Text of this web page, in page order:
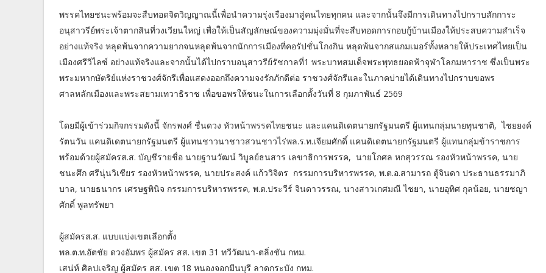
พรรคไทยชนะพร้อมจะสืบทอดจิตวิญญาณนี้เพื่อนำความรุ่งเรืองมาสู่คนไทยทุกคน และจากนั้นจึงมีการเดินทางไปกราบสักการะ
อนุสาวรีย์พระเจ้าตากสินที่วงเวียนใหญ่ เพื่อให้เป็นสัญลักษณ์ของความมุ่งมั่นที่จะสืบทอดการกอบกู้บ้านเมืองให้ประสบความสำเร็จ
อย่างแท้จริง หลุดพ้นจากความยากจนหลุดพ้นจากนักการเมืองที่คอรัปชั่นโกงกิน หลุดพ้นจากสแกมเมอร์ทั้งหลายให้ประเทศไทยเป็น
เมืองศรีวิไลซ์ อย่างแท้จริงและจากนั้นได้ไปกราบอนุสาวรีย์รัชกาลที่1 พระบาทสมเด็จพระพุทธยอดฟ้าจุฬาโลกมหาราช ซึ่งเป็นพระ
พระมหากษัตริย์แห่งราชวงศ์จักรีเพื่อแสดงออกถึงความจงรักภักดีต่อ ราชวงศ์จักรีและในภาคบ่ายได้เดินทางไปกราบขอพร
ศาลหลักเมืองและพระสยามเทวาธิราช เพื่อขอพรให้ชนะในการเลือกตั้งวันที่ 8 กุมภาพันธ์ 2569
โดยมีผู้เข้าร่วมกิจกรรมดังนี้ จักรพงศ์ ชื่นดวง หัวหน้าพรรคไทยชนะ และแคนดิเดตนายกรัฐมนตรี ผู้แทนกลุ่มนายทุนชาติ, ไชยยงค์
รัตนวัน แคนดิเดตนายกรัฐมนตรี ผู้แทนชาวนาชาวสวนชาวไร่พล.ร.ท.เจียมศักดิ์ แคนดิเดตนายกรัฐมนตรี ผู้แทนกลุ่มข้าราชการ
พร้อมด้วยผู้สมัครส.ส. บัญชีรายชื่อ นายฐานวัฒน์ วิบูลย์ธนสาร เลขาธิการพรรค, นายโกศล หกสุวรรณ รองหัวหน้าพรรค, นาย
ชนะศึก ศรีนุ่นวิเชียร รองหัวหน้าพรรค, นายประสงค์ แก้ววิจิตร กรรมการบริหารพรรค, พ.ต.อ.สามารถ ตู้จินดา ประธานธรรมาภิ
บาล, นายธนากร เศรษฐพินิจ กรรมการบริหารพรรค, พ.ต.ประวีร์ จินดาวรรณ, นางสาวเกศมณี ไชยา, นายอุทิศ กุลน้อย, นายชญา
ศักดิ์ พูลทรัพยา
ผู้สมัครส.ส. แบบแบ่งเขตเลือกตั้ง
พล.ต.ท.อัตชัย ดวงอัมพร ผู้สมัคร สส. เขต 31 ทวีวัฒนา-ตลิ่งชัน กทม.
เสน่ห์ ศิลปเจริญ ผู้สมัคร สส. เขต 18 หนองจอกมีนบุรี ลาดกระบัง กทม.